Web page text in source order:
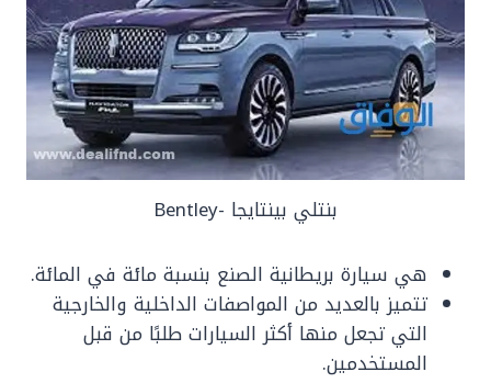
بنتلي بينتايجا -Bentley
هي سيارة بريطانية الصنع بنسبة مائة في المائة.
تتميز بالعديد من المواصفات الداخلية والخارجية
التي تجعل منها أكثر السيارات طلبًا من قبل
المستخدمين.